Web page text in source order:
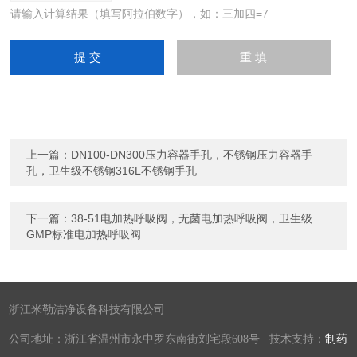
请输入计算结果（填写阿拉伯数字），如：三加四=7
上一篇： DN100-DN300压力容器手孔，不锈钢压力容器手
孔，卫生级不锈钢316L不锈钢手孔
下一篇：38-51电加热呼吸阀，无菌电加热呼吸阀，卫生级
GMP标准电加热呼吸阀
浙江米勒洁净设备科技有限公司
公司地址：浙江省温州市永中罗东南街刘宅段608号 技术支持：制药